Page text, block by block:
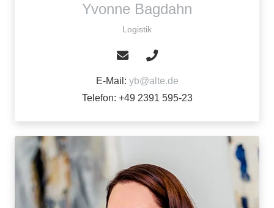
Yvonne Bagdahn
Logistik
E-Mail: yb@alte.de
Telefon: +49 2391 595-23